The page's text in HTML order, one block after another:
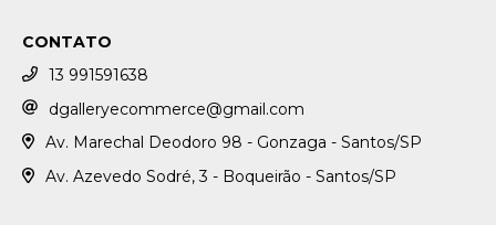
CONTATO
13 991591638
dgalleryecommerce@gmail.com
Av. Marechal Deodoro 98 - Gonzaga - Santos/SP
Av. Azevedo Sodré, 3 - Boqueirão - Santos/SP